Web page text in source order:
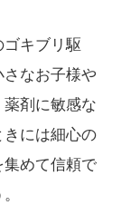
キブリ駆
なお子様や
剤に敏感な
には細心の
めて信頼で